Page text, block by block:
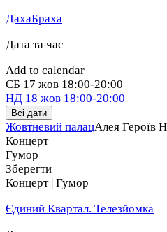
ДахаБраха
Дата та час
Add to calendar
СБ 17 жов 18:00-20:00
НД 18 жов 18:00-20:00
Всі дати
Жовтневий палацАлея Героїв
Концерт
Гумор
Зберегти
Концерт | Гумор
Єдиний Квартал. Телезйомка